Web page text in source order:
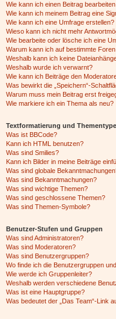
Wie kann ich einen Beitrag
Wie kann ich meinem Beitrag eine
Wie kann ich eine Umfrage erstellen?
Wieso kann ich nicht mehr
Wie bearbeite oder lösche ich eine
Warum kann ich auf bestimmte
Weshalb kann ich keine
Weshalb wurde ich verwarnt?
Wie kann ich Beiträge den
Was bewirkt die „Speichern“-
Warum muss mein Beitrag erst
Wie markiere ich ein Thema als neu?
Textformatierung und
Was ist BBCode?
Kann ich HTML benutzen?
Was sind Smilies?
Kann ich Bilder in meine Beiträge
Was sind globale
Was sind Bekanntmachungen?
Was sind wichtige Themen?
Was sind geschlossene Themen?
Was sind Themen-Symbole?
Benutzer-Stufen und Gruppen
Was sind Administratoren?
Was sind Moderatoren?
Was sind Benutzergruppen?
Wo finde ich die Benutzergruppen
Wie werde ich Gruppenleiter?
Weshalb werden verschiedene
Was ist eine Hauptgruppe?
Was bedeutet der „Das Team“-Link